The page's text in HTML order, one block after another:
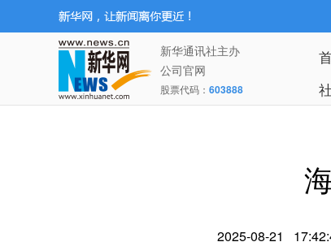
新华通讯社主办
公司官网
股票代码： 603888
2025-08-21